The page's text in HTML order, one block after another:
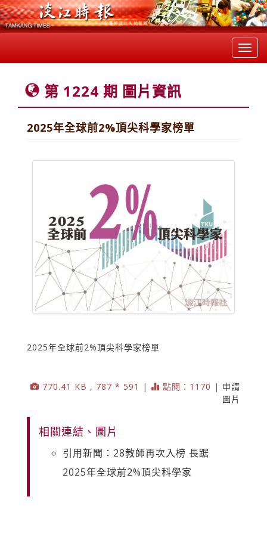
第 1224 期 圖片資訊
2025年全球前2%頂尖科學家榜單
2025年全球前2%頂尖科學家榜單
770.41 KB , 787 * 591 | 點閱：1170 | 申請
圖片
相關連結、圖片
引用新聞：28教師再次入榜 長踞
2025年全球前2%頂尖科學家